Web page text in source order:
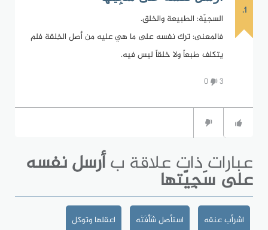
1.
السجيّة: الطبيعة والخلق.
فالمعنى: ترك نفسه على ما هي عليه من أصل الخِلقة فلم
يتكلف طبعاً ولا خلقاً ليس فيه.
3
0
عبارات ذات علاقة بأرسل نفسه
على سَجِيّتها
اشرأب عنقه استأصل شَأْفَتَه اعقلها وتوكل